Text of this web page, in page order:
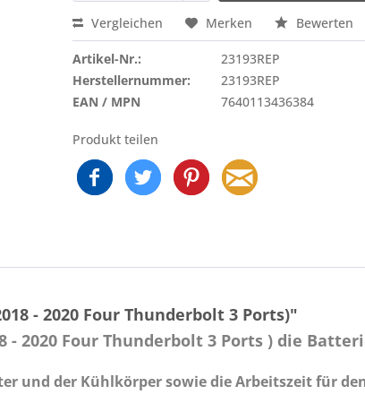
Vergleichen Merken Bewerten
Artikel-Nr.:
23193REP
Herstellernummer:
23193REP
EAN / MPN
7640113436384
Produkt teilen
- 2020 Four Thunderbolt 3 Ports)"
- 2020 Four Thunderbolt 3 Ports ) die
und der Kühlkörper sowie die Arbeitszeit für